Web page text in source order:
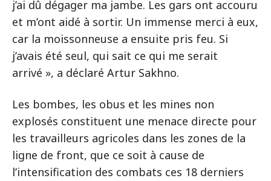
j’ai dû dégager ma jambe. Les gars ont accouru
et m’ont aidé à sortir. Un immense merci à eux,
car la moissonneuse a ensuite pris feu. Si
j’avais été seul, qui sait ce qui me serait
arrivé », a déclaré Artur Sakhno.
Les bombes, les obus et les mines non
explosés constituent une menace directe pour
les travailleurs agricoles dans les zones de la
ligne de front, que ce soit à cause de
l’intensification des combats ces 18 derniers